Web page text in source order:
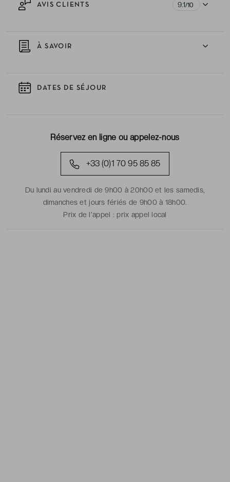
AVIS CLIENTS 9.1/10
À SAVOIR
DATES DE SÉJOUR
Réservez en ligne ou appelez-nous
+33 (0)1 70 95 85 85
Du lundi au vendredi de 9h00 à 20h00 et les samedis,
dimanches et jours fériés de 9h00 à 18h00.
Prix de l'appel :prix appel local